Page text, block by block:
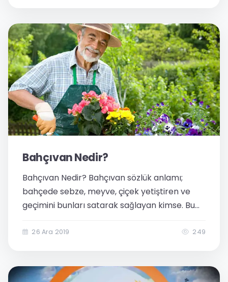
Bahçıvan Nedir?​
Bahçıvan Nedir? Bahçıvan sözlük anlamı;
bahçede sebze, meyve, çiçek yetiştiren ve
geçimini bunları satarak sağlayan kimse. Bu
sağlıklı ve estetik açından güzel şekilde
26 Ara 2019 249